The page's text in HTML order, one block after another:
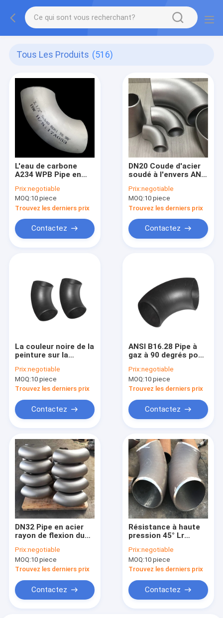
Tous Les Produits (516)
L'eau de carbone
A234 WPB Pipe en
DN15~DN2000
Prix:negotiable
MOQ:10 piece
Trouvez les derniers prix
Contactez
DN20 Coude d'acier
soudé à l'envers ANSI
Prix:negotiable
MOQ:10 piece
Trouvez les derniers prix
Contactez
La couleur noire de la
peinture sur la
acier
Prix:negotiable
MOQ:10 piece
Trouvez les derniers prix
Contactez
ANSI B16.28 Pipe à
gaz à 90 degrés pour
pétrochimique
Prix:negotiable
MOQ:10 piece
Trouvez les derniers prix
Contactez
DN32 Pipe en acier
rayon de flexion du
Prix:negotiable
MOQ:10 piece
Trouvez les derniers prix
Contactez
Résistance à haute
pression 45° Lr
Prix:negotiable
MOQ:10 piece
Trouvez les derniers prix
Contactez